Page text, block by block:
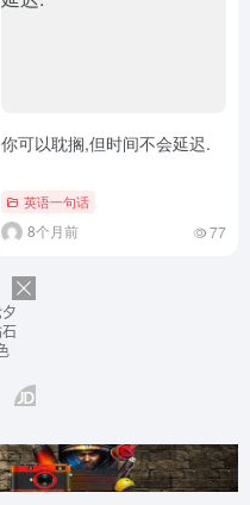
你可以耽搁,但时间不会延迟.
英语一句话
8个月前 77